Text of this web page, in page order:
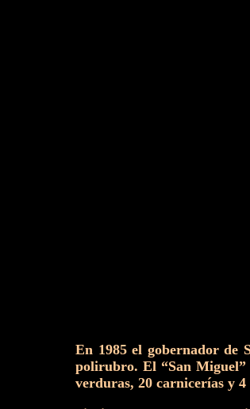
En 1985 el gobernador de
polirubro. El “San Miguel”
verduras, 20 carnicerías y